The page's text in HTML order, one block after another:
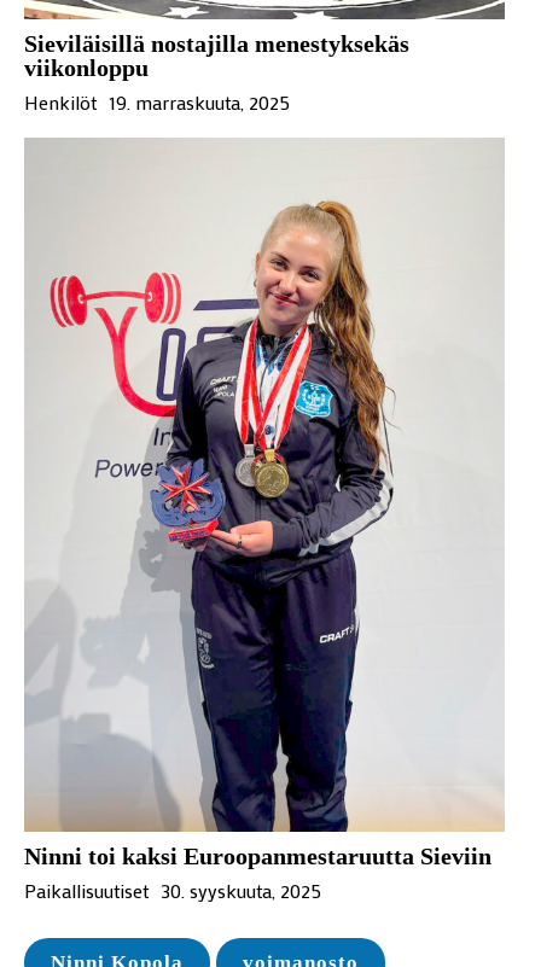
Sieviläisillä nostajilla menestyksekäs
viikonloppu
Henkilöt 19. marraskuuta, 2025
Ninni toi kaksi Euroopanmestaruutta Sieviin
Paikallisuutiset 30. syyskuuta, 2025